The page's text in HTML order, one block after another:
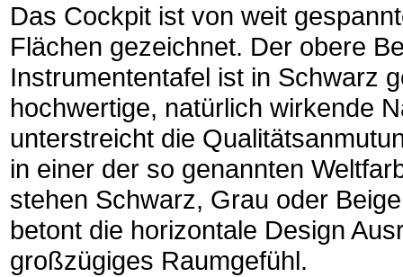
Das Cockpit ist von weit
Flächen gezeichnet. Der obere
Instrumententafel ist in Schwarz
hochwertige, natürlich wirkende
unterstreicht die
in einer der so genannten
stehen Schwarz, Grau oder
betont die horizontale Design
großzügiges Raumgefühl.